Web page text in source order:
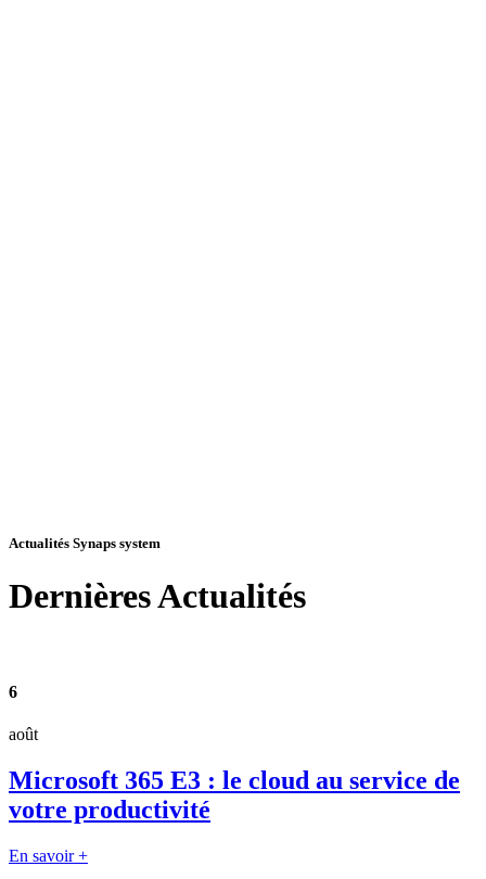
Actualités Synaps system
DernièresActualités
6
août
Microsoft 365 E3 : le cloud au service de
votre productivité
En savoir +